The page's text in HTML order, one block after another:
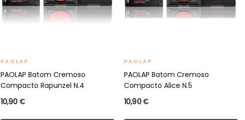
PAOLAP
PAOLAP Batom Cremoso
Compacto Rapunzel N.4
10,90 €
PAOLAP
PAOLAP Batom Cremoso
Compacto Alice N.5
10,90 €